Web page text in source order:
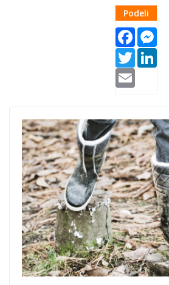
Podeli
Facebook
Twitter
boots.png